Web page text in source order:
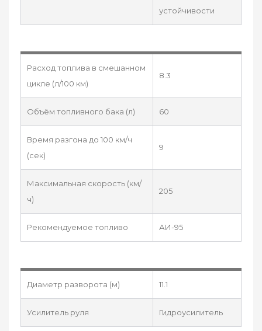
устойчивости
Расход топлива в смешанном
цикле (л/100 км)
8.3
Объём топливного бака (л) 60
Время разгона до 100 км/ч
(сек)
9
Максимальная скорость (км/
ч)
205
Рекомендуемое топливо АИ-95
Диаметр разворота (м) 11.1
Усилитель руля Гидроусилитель